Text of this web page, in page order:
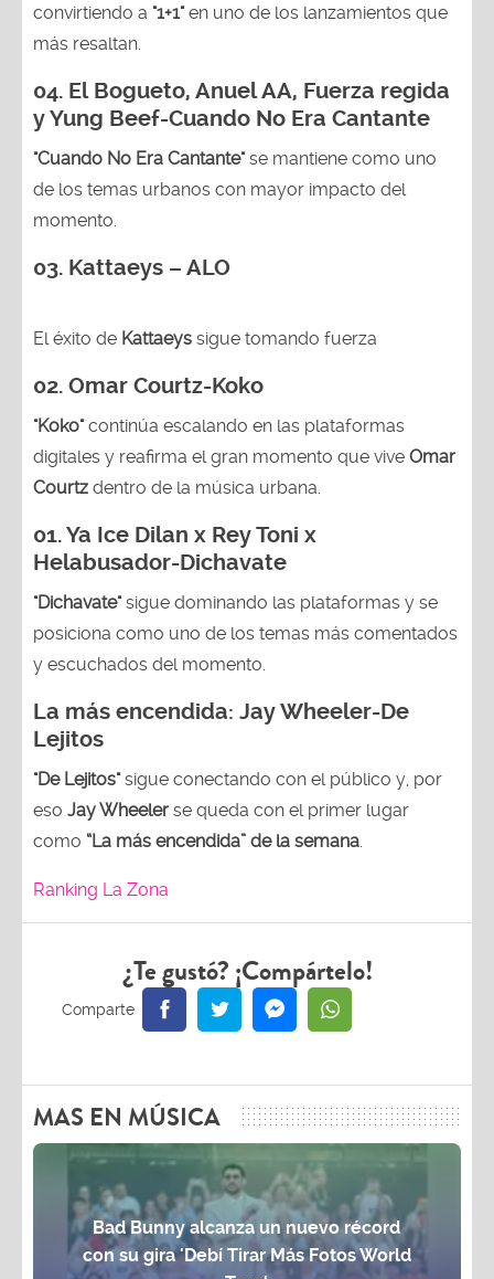
convirtiendo a "1+1"en uno de los lanzamientos que
más resaltan.
04. El Bogueto, Anuel AA, Fuerza regida
y Yung Beef-Cuando No Era Cantante
"Cuando No Era Cantante"se mantiene como uno
de los temas urbanos con mayor impacto del
momento.
03. Kattaeys – ALO
El éxito de Kattaeys sigue tomando fuerza
02. Omar Courtz-Koko
"Koko"continúa escalando en las plataformas
digitales y reafirma el gran momento que vive Omar
Courtz dentro de la música urbana.
01.Ya Ice Dilan x Rey Toni x
Helabusador-Dichavate
"Dichavate"sigue dominando las plataformas y se
posiciona como uno de los temas más comentados
y escuchados del momento.
La más encendida: Jay Wheeler-De
Lejitos
"De Lejitos"sigue conectando con el público y, por
eso Jay Wheeler se queda con el primer lugar
como “La más encendida” de la semana.
Ranking La Zona
¿Te gustó? ¡Compártelo!
MAS EN MÚSICA
Bad Bunny alcanza un nuevo récord
con su gira 'Debí Tirar Más Fotos World